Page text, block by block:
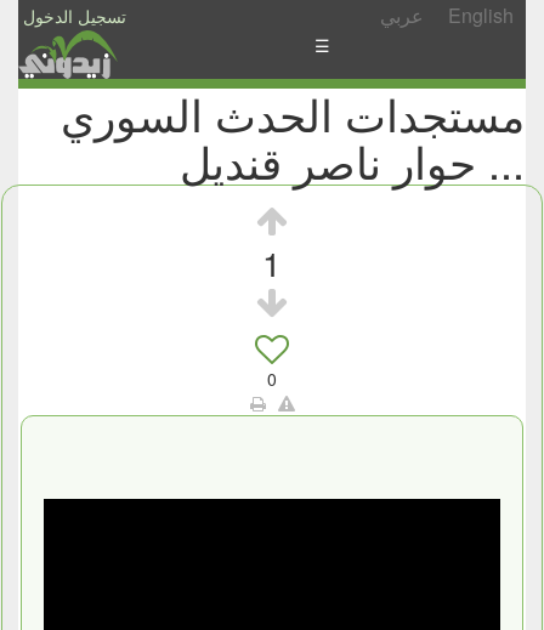
تسجيل الدخول عربي English
الأخبار
الأسئلة
والمشاركات
☰
مستجدات الحدث السوري
... حوار ناصر قنديل
1
0